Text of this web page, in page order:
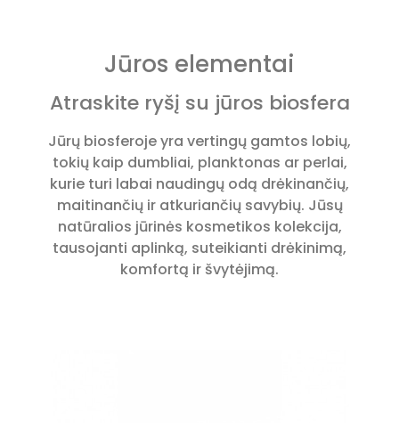
Jūros elementai
Atraskite ryšį su jūros biosfera
Jūrų biosferoje yra vertingų gamtos lobių,
tokių kaip dumbliai, planktonas ar perlai,
kurie turi labai naudingų odą drėkinančių,
maitinančių ir atkuriančių savybių. Jūsų
natūralios jūrinės kosmetikos kolekcija,
tausojanti aplinką, suteikianti drėkinimą,
komfortą ir švytėjimą.